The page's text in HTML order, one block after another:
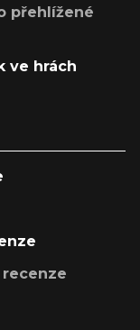
přehlížené
ve hrách